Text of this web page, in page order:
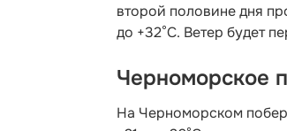
второй половине дня
до +32°C. Ветер будет
Черноморское
На Черноморском